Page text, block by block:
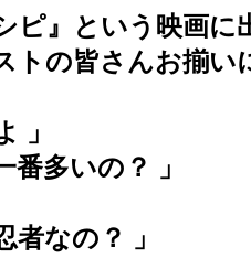
ピ』という映画に
トの皆さんお揃
」
番多いの？ 」
者なの？ 」